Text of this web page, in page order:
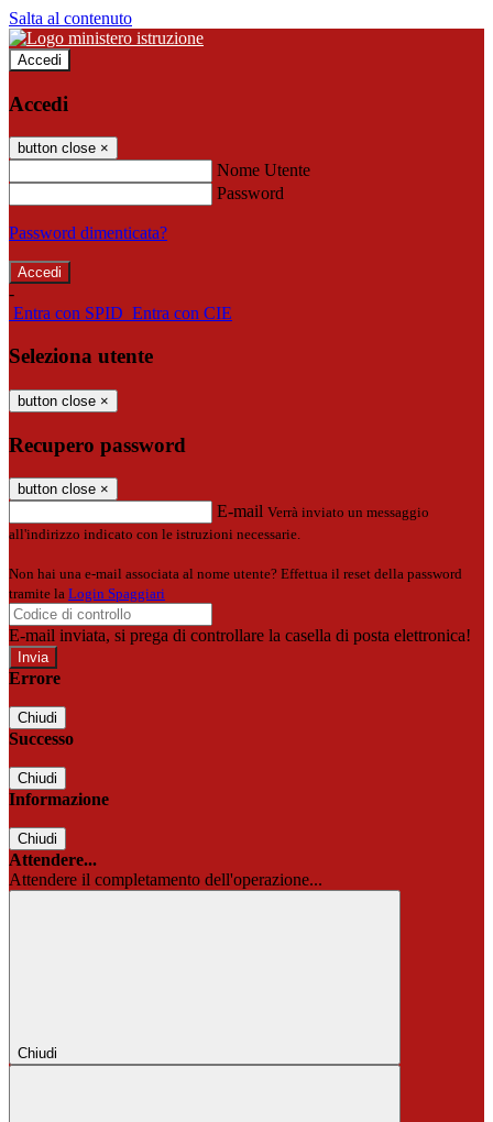
Salta al contenuto
Accedi
Accedi
button close ×
Nome Utente
Password
Password dimenticata?
-
Entra con SPID Entra con CIE
Seleziona utente
button close ×
Recupero password
button close ×
E-mail Verrà inviato un messaggio
all'indirizzo indicato con le istruzioni necessarie.
Non hai una e-mail associata al nome utente? Effettua il reset della password
tramite la Login Spaggiari
E-mail inviata, si prega di controllare la casella di posta elettronica!
Errore
Chiudi
Successo
Chiudi
Informazione
Chiudi
Attendere...
Attendere il completamento dell'operazione...
Chiudi